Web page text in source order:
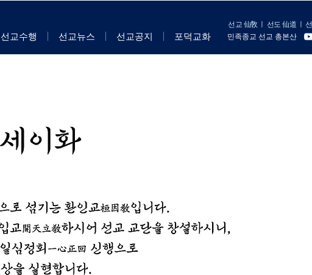
선교 仙敎 선도 仙道
민족종교 선교 총본산
선교수행 선교뉴스 선교공지 포덕교화